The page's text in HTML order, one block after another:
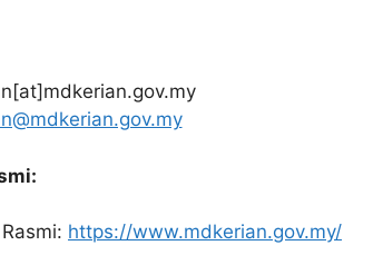
https://www.mdkerian.gov.my/